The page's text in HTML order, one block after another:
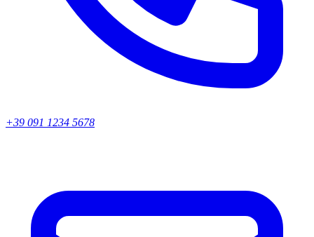
+39 091 1234 5678